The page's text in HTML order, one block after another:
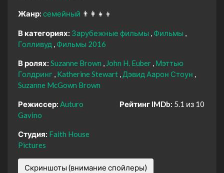
Жанр: семейный 👨‍👩‍👧‍👦
В категориях: Зарубежные фильмы
Фильмы
Голливуд
Фильмы 2016
В ролях: Suzanne Brown John H. Euber Мэттью
Голдринг Katherine Stewart Дэвид Аарон Стоун
Suzanne McGown Brown
Режиссер: Auturo
Gavino
Студия: Faith House
Pictures
Рейтинг IMDb: 5.1 из 10
Скриншоты (внимание спойлеры)